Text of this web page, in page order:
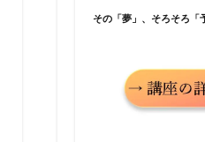
その「夢」、そろそろ「